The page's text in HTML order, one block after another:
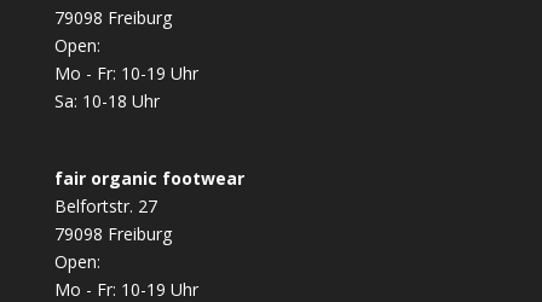
79098 Freiburg
Open:
Mo - Fr: 10-19 Uhr
Sa: 10-18 Uhr
fair organic footwear
Belfortstr. 27
79098 Freiburg
Open:
Mo - Fr: 10-19 Uhr